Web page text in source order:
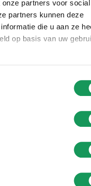
partners voor social
partners kunnen deze
die u aan ze
op basis van uw
genoteerd met een
best om het onze
park kunnen de
wordt niet voor
maken.